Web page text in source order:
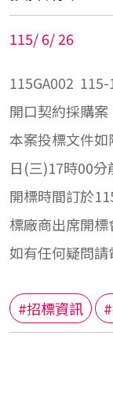
115/6/26
115GA002
開口契約採購案
本案投標文件
日(三)17時00分
開標時間訂於
標廠商出席開標
如有任何疑問
#招標資訊